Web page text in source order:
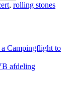
, rolling stones
Campingflight to
afdeling